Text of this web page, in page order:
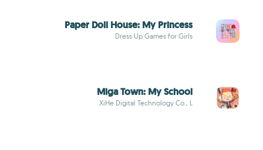
Paper Doll House: My Princess
Dress Up Games for Girls
Miga Town: My School
XiHe Digital Technology Co., L